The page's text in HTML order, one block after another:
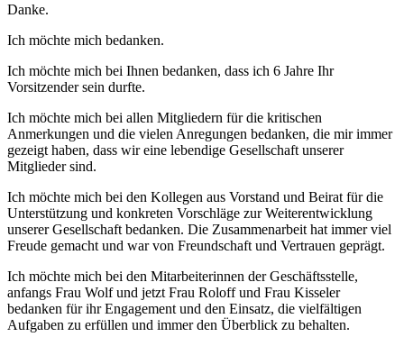
Danke.
Ich möchte mich bedanken.
Ich möchte mich bei Ihnen bedanken, dass ich 6 Jahre Ihr
Vorsitzender sein durfte.
Ich möchte mich bei allen Mitgliedern für die kritischen
Anmerkungen und die vielen Anregungen bedanken, die mir immer
gezeigt haben, dass wir eine lebendige Gesellschaft unserer
Mitglieder sind.
Ich möchte mich bei den Kollegen aus Vorstand und Beirat für die
Unterstützung und konkreten Vorschläge zur Weiterentwicklung
unserer Gesellschaft bedanken. Die Zusammenarbeit hat immer viel
Freude gemacht und war von Freundschaft und Vertrauen geprägt.
Ich möchte mich bei den Mitarbeiterinnen der Geschäftsstelle,
anfangs Frau Wolf und jetzt Frau Roloff und Frau Kisseler
bedanken für ihr Engagement und den Einsatz, die vielfältigen
Aufgaben zu erfüllen und immer den Überblick zu behalten.